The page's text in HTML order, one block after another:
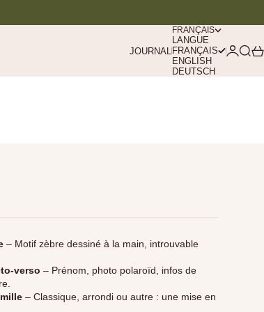
JOURNAL
FRANÇAIS
LANGUE
FRANÇAIS
ENGLISH
DEUTSCH
– Motif zèbre dessiné à la main, introuvable
verso – Prénom, photo polaroïd, infos de
– Classique, arrondi ou autre : une mise en